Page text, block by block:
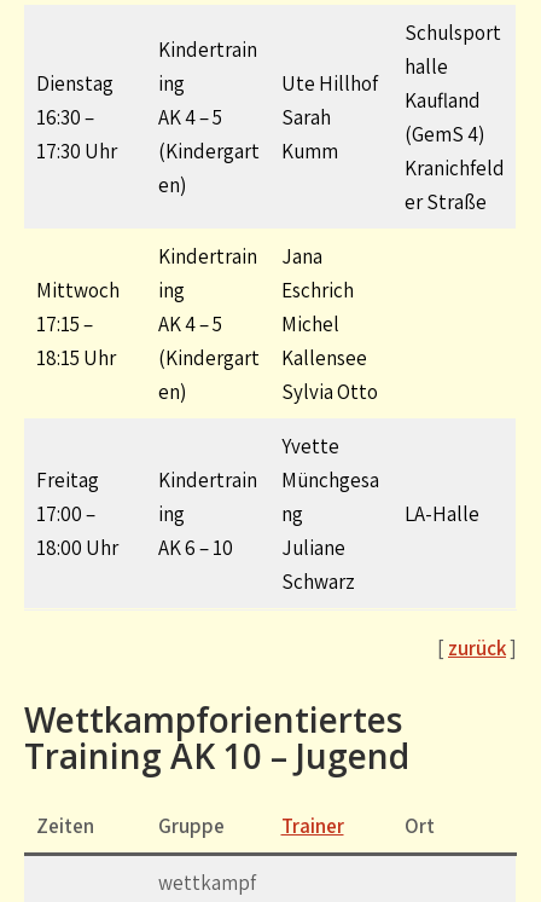
Dienstag
16:30 –
17:30 Uhr
Kindertrain
ing
AK 4 – 5
(Kindergart
en)
Ute Hillhof
Sarah
Kumm
Schulsport
halle
Kaufland
(GemS 4)
Kranichfeld
er Straße
Mittwoch
17:15 –
18:15 Uhr
Kindertrain
ing
AK 4 – 5
(Kindergart
en)
Jana
Eschrich
Michel
Kallensee
Sylvia Otto
Freitag
17:00 –
18:00 Uhr
Kindertrain
ing
AK 6 – 10
Yvette
Münchgesa
ng
Juliane
Schwarz
LA-Halle
[ zurück]
Wettkampforientiertes
Training AK 10 – Jugend
Zeiten Gruppe Trainer Ort
wettkampf